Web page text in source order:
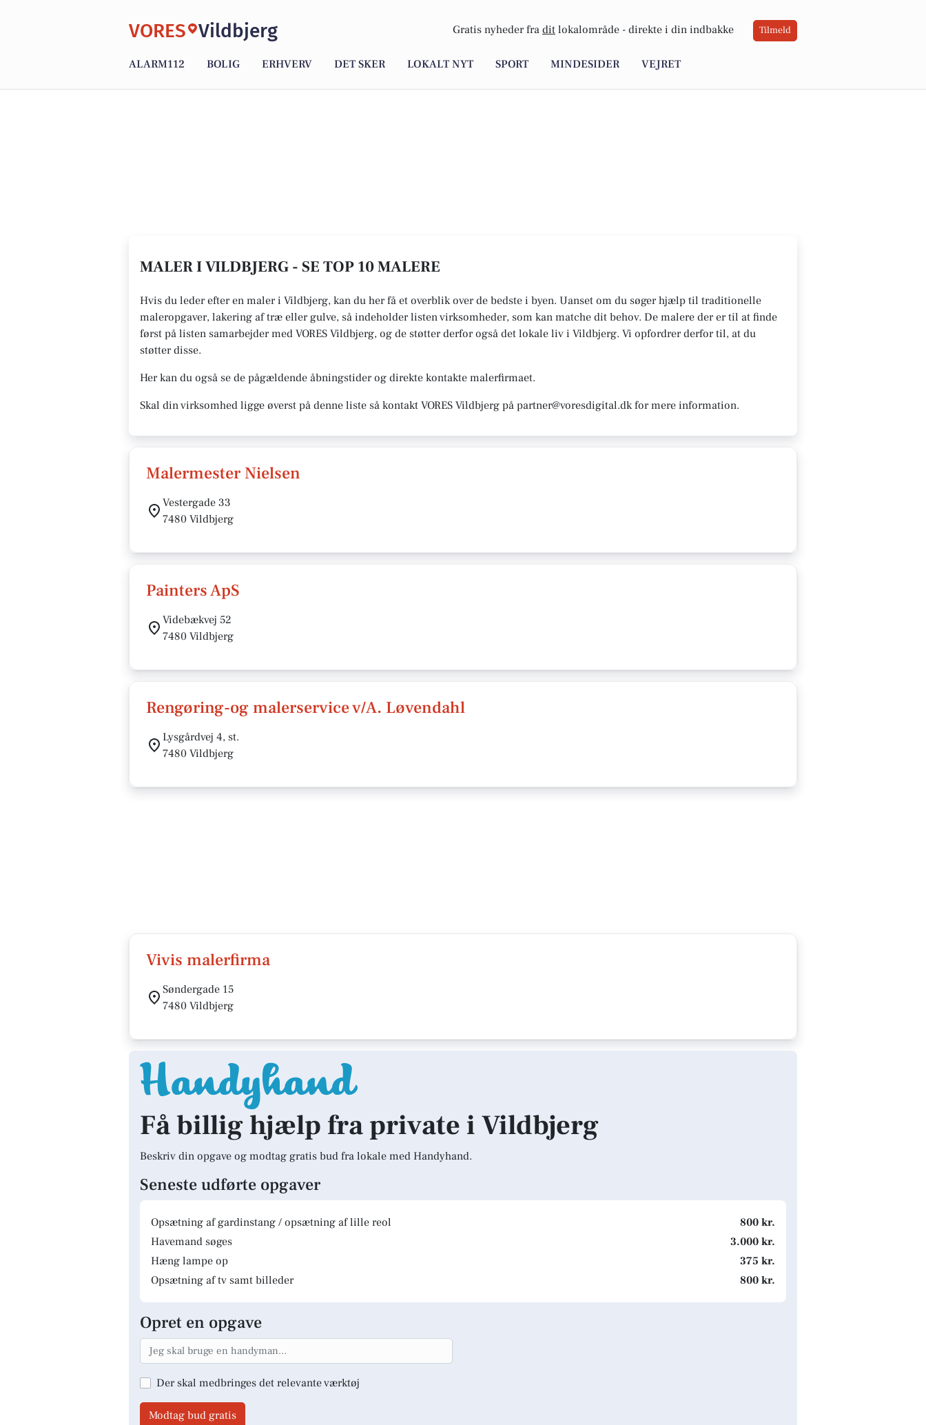
VORES Vildbjerg Gratis nyheder fra dit lokalområde - direkte i din indbakke Tilmeld
ALARM112 BOLIG ERHVERV DET SKER LOKALT NYT SPORT MINDESIDER VEJRET
MALER I VILDBJERG - SE TOP 10 MALERE
Hvis du leder efter en maler i Vildbjerg, kan du her få et overblik over de bedste i byen. Uanset om du søger hjælp til traditionelle
maleropgaver, lakering af træ eller gulve, så indeholder listen virksomheder, som kan matche dit behov. De malere der er til at finde
først på listen samarbejder med VORES Vildbjerg, og de støtter derfor også det lokale liv i Vildbjerg. Vi opfordrer derfor til, at du
støtter disse.
Her kan du også se de pågældende åbningstider og direkte kontakte malerfirmaet.
Skal din virksomhed ligge øverst på denne liste så kontakt VORES Vildbjerg på partner@voresdigital.dk for mere information.
Malermester Nielsen
Vestergade 33
7480 Vildbjerg
Painters ApS
Videbækvej 52
7480 Vildbjerg
Rengøring-og malerservice v/A. Løvendahl
Lysgårdvej 4, st.
7480 Vildbjerg
Vivis malerfirma
Søndergade 15
7480 Vildbjerg
Få billig hjælp fra private i Vildbjerg
Beskriv din opgave og modtag gratis bud fra lokale med Handyhand.
Seneste udførte opgaver
Opsætning af gardinstang / opsætning af lille reol
800 kr.
Havemand søges
3.000 kr.
Hæng lampe op
375 kr.
Opsætning af tv samt billeder
800 kr.
Opret en opgave
Der skal medbringes det relevante værktøj
Modtag bud gratis